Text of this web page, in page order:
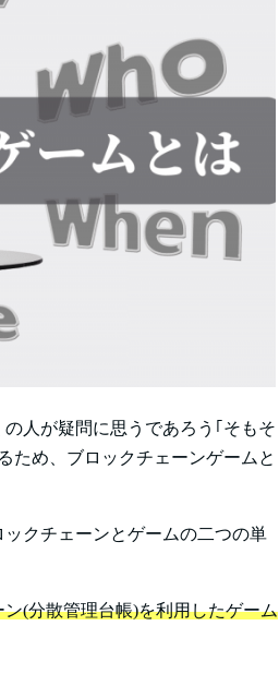
人が疑問に思うであろう｢そもそ
ため、ブロックチェーンゲームと
クチェーンとゲームの二つの単
(分散管理台帳)を利用したゲーム